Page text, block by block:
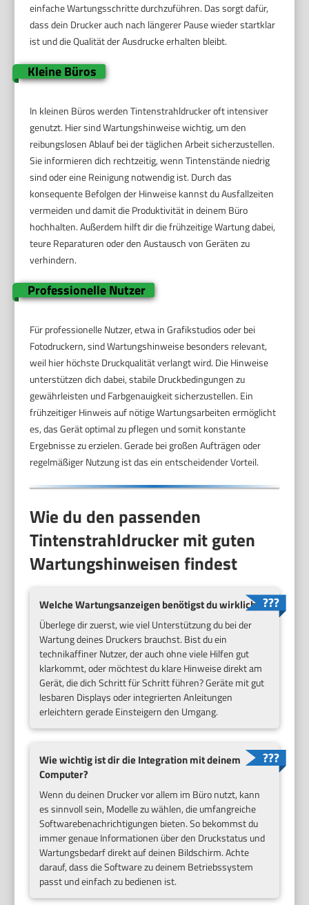
einfache Wartungsschritte durchzuführen. Das sorgt dafür,
dass dein Drucker auch nach längerer Pause wieder startklar
ist und die Qualität der Ausdrucke erhalten bleibt.
Kleine Büros
In kleinen Büros werden Tintenstrahldrucker oft intensiver
genutzt. Hier sind Wartungshinweise wichtig, um den
reibungslosen Ablauf bei der täglichen Arbeit sicherzustellen.
Sie informieren dich rechtzeitig, wenn Tintenstände niedrig
sind oder eine Reinigung notwendig ist. Durch das
konsequente Befolgen der Hinweise kannst du Ausfallzeiten
vermeiden und damit die Produktivität in deinem Büro
hochhalten. Außerdem hilft dir die frühzeitige Wartung dabei,
teure Reparaturen oder den Austausch von Geräten zu
verhindern.
Professionelle Nutzer
Für professionelle Nutzer, etwa in Grafikstudios oder bei
Fotodruckern, sind Wartungshinweise besonders relevant,
weil hier höchste Druckqualität verlangt wird. Die Hinweise
unterstützen dich dabei, stabile Druckbedingungen zu
gewährleisten und Farbgenauigkeit sicherzustellen. Ein
frühzeitiger Hinweis auf nötige Wartungsarbeiten ermöglicht
es, das Gerät optimal zu pflegen und somit konstante
Ergebnisse zu erzielen. Gerade bei großen Aufträgen oder
regelmäßiger Nutzung ist das ein entscheidender Vorteil.
Wie du den passenden
Tintenstrahldrucker mit guten
Wartungshinweisen findest
Welche Wartungsanzeigen benötigst du wirklich?
Überlege dir zuerst, wie viel Unterstützung du bei der
Wartung deines Druckers brauchst. Bist du ein
technikaffiner Nutzer, der auch ohne viele Hilfen gut
klarkommt, oder möchtest du klare Hinweise direkt am
Gerät, die dich Schritt für Schritt führen? Geräte mit gut
lesbaren Displays oder integrierten Anleitungen
erleichtern gerade Einsteigern den Umgang.
Wie wichtig ist dir die Integration mit deinem
Computer?
Wenn du deinen Drucker vor allem im Büro nutzt, kann
es sinnvoll sein, Modelle zu wählen, die umfangreiche
Softwarebenachrichtigungen bieten. So bekommst du
immer genaue Informationen über den Druckstatus und
Wartungsbedarf direkt auf deinen Bildschirm. Achte
darauf, dass die Software zu deinem Betriebssystem
passt und einfach zu bedienen ist.